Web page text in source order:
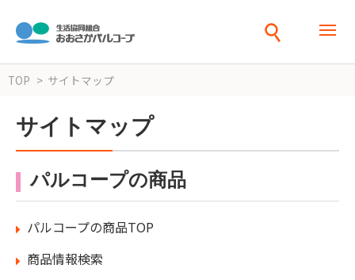
TOP サイトマップ
サイトマップ
パルコープの商品
パルコープの商品TOP
商品情報検索